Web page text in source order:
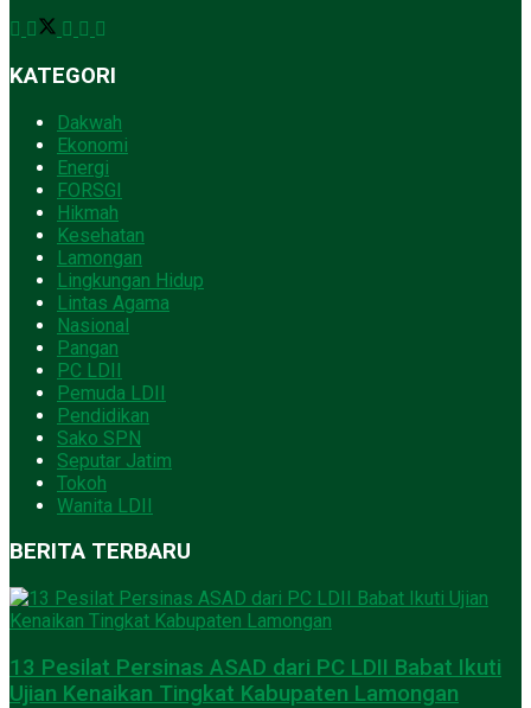
KATEGORI
Dakwah
Ekonomi
Energi
FORSGI
Hikmah
Kesehatan
Lamongan
Lingkungan Hidup
Lintas Agama
Nasional
Pangan
PC LDII
Pemuda LDII
Pendidikan
Sako SPN
Seputar Jatim
Tokoh
Wanita LDII
BERITA TERBARU
13 Pesilat Persinas ASAD dari PC LDII Babat Ikuti
Ujian Kenaikan Tingkat Kabupaten Lamongan